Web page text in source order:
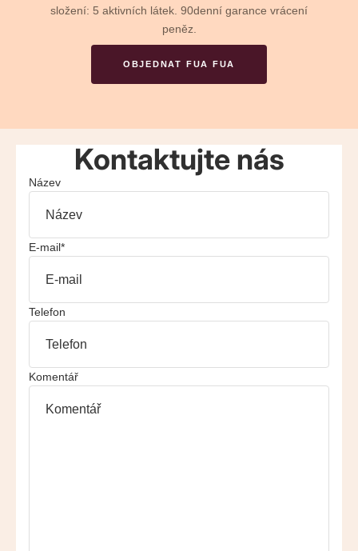
složení: 5 aktivních látek. 90denní garance vrácení
peněz.
OBJEDNAT FUA FUA
Kontaktujte nás
Název
E-mail*
Telefon
Komentář